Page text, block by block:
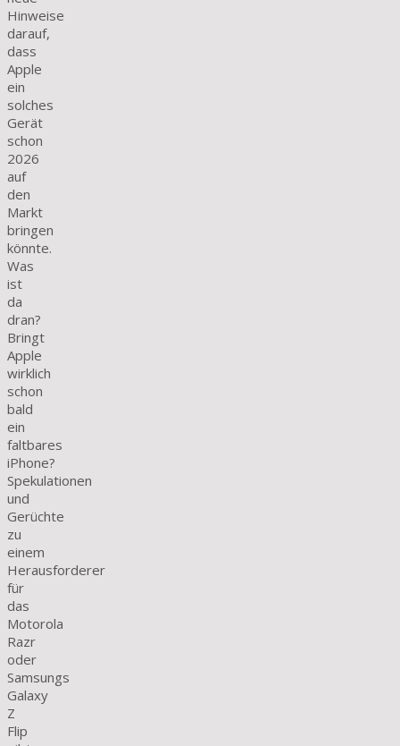
Hinweise
darauf,
dass
Apple
ein
solches
Gerät
schon
2026
auf
den
Markt
bringen
könnte.
Was
ist
da
dran?
Bringt
Apple
wirklich
schon
bald
ein
faltbares
iPhone?
Spekulationen
und
Gerüchte
zu
einem
Herausforderer
für
das
Motorola
Razr
oder
Samsungs
Galaxy
Z
Flip